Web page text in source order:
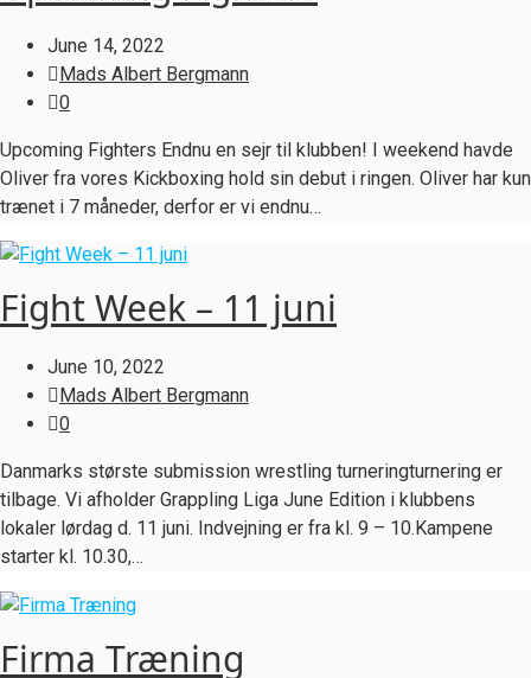
June 14, 2022
Mads Albert Bergmann
0
Upcoming Fighters Endnu en sejr til klubben! I weekend havde
Oliver fra vores Kickboxing hold sin debut i ringen. Oliver har kun
trænet i 7 måneder, derfor er vi endnu…
Fight Week – 11 juni
June 10, 2022
Mads Albert Bergmann
0
Danmarks største submission wrestling turneringturnering er
tilbage. Vi afholder Grappling Liga June Edition i klubbens
lokaler lørdag d. 11 juni. Indvejning er fra kl. 9 – 10.Kampene
starter kl. 10.30,…
Firma Træning